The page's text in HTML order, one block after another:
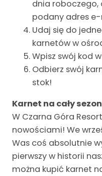
dnia roboczego,
podany adres
Udaj się do
karnetów w
Wpisz swój kod
Odbierz swój
stok!
Karnet na cały
W Czarna Góra
nowościami! We
Was coś absolutnie
pierwszy w historii
można kupić karnet